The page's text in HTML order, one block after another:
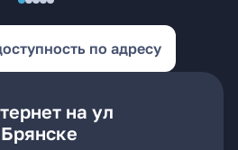
по адресу
на ул